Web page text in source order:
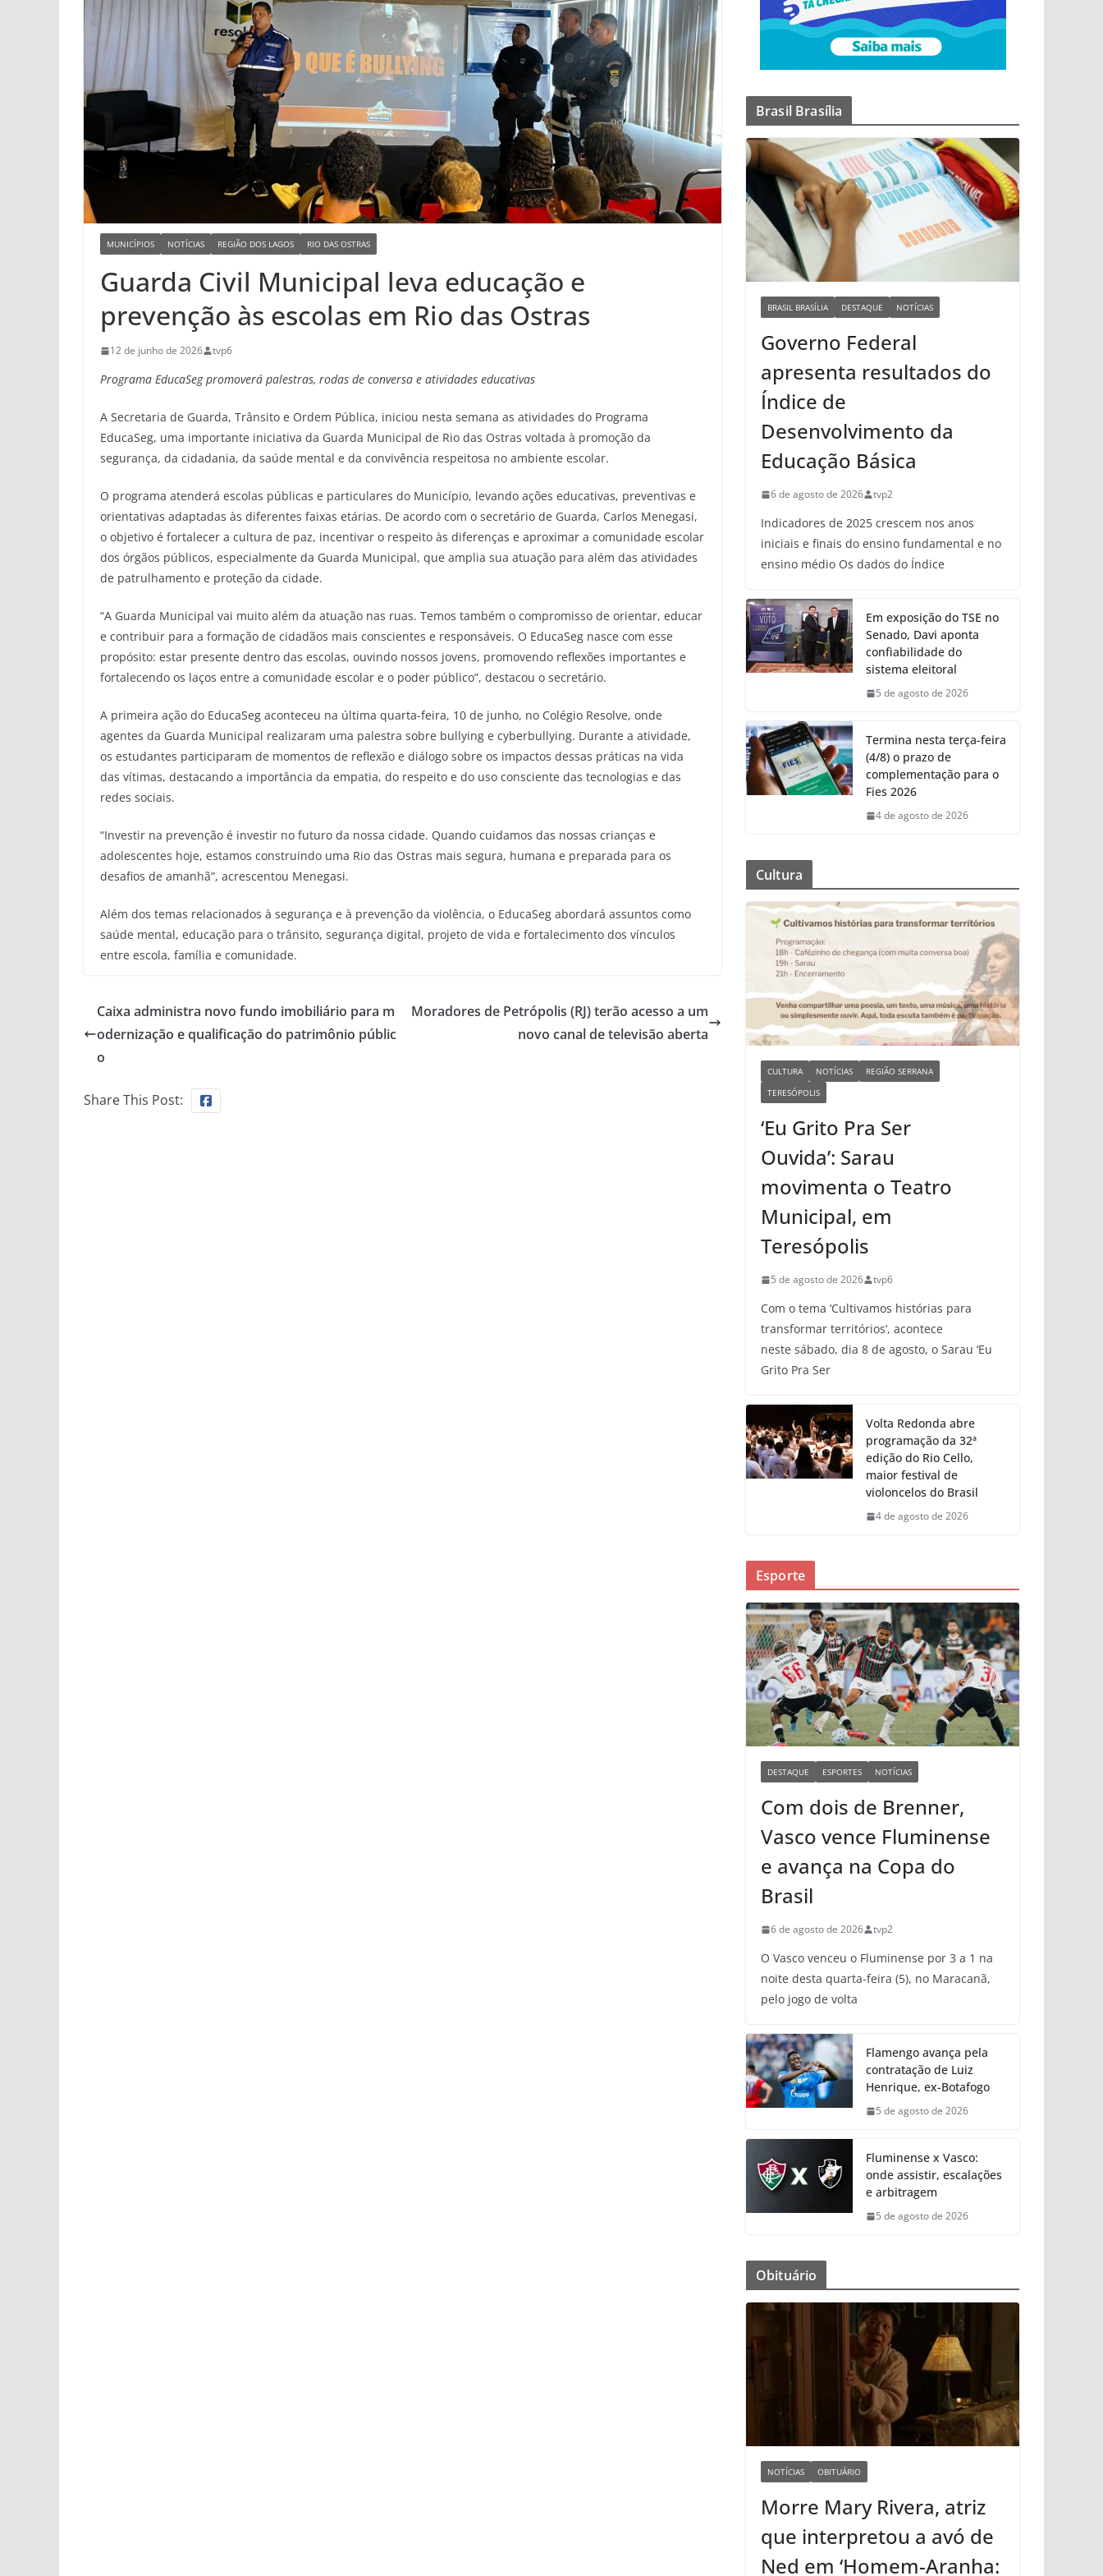
MUNICÍPIOS NOTÍCIAS REGIÃO DOS LAGOS RIO DAS OSTRAS
Guarda Civil Municipal leva educação e
prevenção às escolas em Rio das Ostras
12 de junho de 2026 tvp6
Programa EducaSeg promoverá palestras, rodas de conversa e atividades educativas
A Secretaria de Guarda, Trânsito e Ordem Pública, iniciou nesta semana as atividades do Programa
EducaSeg, uma importante iniciativa da Guarda Municipal de Rio das Ostras voltada à promoção da
segurança, da cidadania, da saúde mental e da convivência respeitosa no ambiente escolar.
O programa atenderá escolas públicas e particulares do Município, levando ações educativas, preventivas e
orientativas adaptadas às diferentes faixas etárias. De acordo com o secretário de Guarda, Carlos Menegasi,
o objetivo é fortalecer a cultura de paz, incentivar o respeito às diferenças e aproximar a comunidade escolar
dos órgãos públicos, especialmente da Guarda Municipal, que amplia sua atuação para além das atividades
de patrulhamento e proteção da cidade.
“A Guarda Municipal vai muito além da atuação nas ruas. Temos também o compromisso de orientar, educar
e contribuir para a formação de cidadãos mais conscientes e responsáveis. O EducaSeg nasce com esse
propósito: estar presente dentro das escolas, ouvindo nossos jovens, promovendo reflexões importantes e
fortalecendo os laços entre a comunidade escolar e o poder público”, destacou o secretário.
A primeira ação do EducaSeg aconteceu na última quarta-feira, 10 de junho, no Colégio Resolve, onde
agentes da Guarda Municipal realizaram uma palestra sobre bullying e cyberbullying. Durante a atividade,
os estudantes participaram de momentos de reflexão e diálogo sobre os impactos dessas práticas na vida
das vítimas, destacando a importância da empatia, do respeito e do uso consciente das tecnologias e das
redes sociais.
“Investir na prevenção é investir no futuro da nossa cidade. Quando cuidamos das nossas crianças e
adolescentes hoje, estamos construindo uma Rio das Ostras mais segura, humana e preparada para os
desafios de amanhã”, acrescentou Menegasi.
Além dos temas relacionados à segurança e à prevenção da violência, o EducaSeg abordará assuntos como
saúde mental, educação para o trânsito, segurança digital, projeto de vida e fortalecimento dos vínculos
entre escola, família e comunidade.
Caixa administra novo fundo imobiliário para m
odernização e qualificação do patrimônio públic
o
Moradores de Petrópolis (RJ) terão acesso a um
novo canal de televisão aberta
Share This Post:
Brasil Brasília
BRASIL BRASÍLIA DESTAQUE NOTÍCIAS
Governo Federal
apresenta resultados do
Índice de
Desenvolvimento da
Educação Básica
6 de agosto de 2026 tvp2
Indicadores de 2025 crescem nos anos
iniciais e finais do ensino fundamental e no
ensino médio Os dados do Índice
Em exposição do TSE no
Senado, Davi aponta
confiabilidade do
sistema eleitoral
5 de agosto de 2026
Termina nesta terça-feira
(4/8) o prazo de
complementação para o
Fies 2026
4 de agosto de 2026
Cultura
CULTURA NOTÍCIAS
REGIÃO SERRANA
TERESÓPOLIS
‘Eu Grito Pra Ser
Ouvida’: Sarau
movimenta o Teatro
Municipal, em
Teresópolis
5 de agosto de 2026 tvp6
Com o tema ‘Cultivamos histórias para
transformar territórios’, acontece
neste sábado, dia 8 de agosto, o Sarau ‘Eu
Grito Pra Ser
Volta Redonda abre
programação da 32ª
edição do Rio Cello,
maior festival de
violoncelos do Brasil
4 de agosto de 2026
Esporte
DESTAQUE ESPORTES NOTÍCIAS
Com dois de Brenner,
Vasco vence Fluminense
e avança na Copa do
Brasil
6 de agosto de 2026 tvp2
O Vasco venceu o Fluminense por 3 a 1 na
noite desta quarta-feira (5), no Maracanã,
pelo jogo de volta
Flamengo avança pela
contratação de Luiz
Henrique, ex-Botafogo
5 de agosto de 2026
Fluminense x Vasco:
onde assistir, escalações
e arbitragem
5 de agosto de 2026
Obituário
NOTÍCIAS OBITUÁRIO
Morre Mary Rivera, atriz
que interpretou a avó de
Ned em ‘Homem-Aranha: